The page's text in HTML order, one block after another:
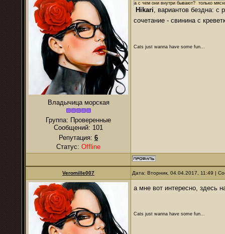
Владычица морская
Группа: Проверенные
Сообщений: 101
Репутация: 6
Статус: Offline
а с чем они внутри бывают? только
Hikari, вариантов бездна: с
сочетание - свинина с
Cats just wanna have some fun...
Veromille007 Дата: Вторник, 04.04.2017, 11:49 |
а мне вот интересно,
Cats just wanna have some fun...